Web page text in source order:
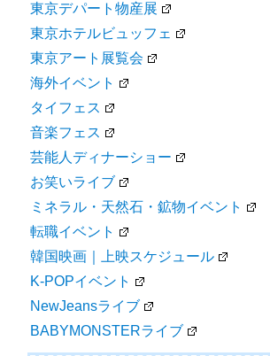
東京デパート物産展
東京ホテルビュッフェ
東京アート展覧会
海外イベント
タイフェス
音楽フェス
芸能人ディナーショー
お笑いライブ
ミネラル・天然石・鉱物イベント
転職イベント
韓国映画｜上映スケジュール
K-POPイベント
NewJeansライブ
BABYMONSTERライブ